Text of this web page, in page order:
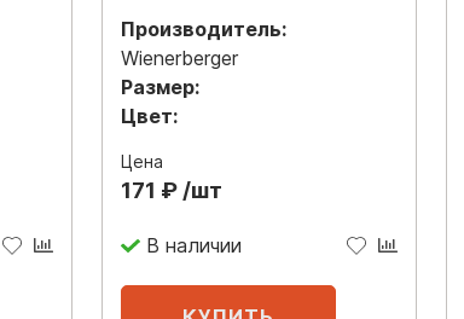
Производитель:
Wienerberger
Размер:
Цвет:
Цена
171 ₽ /шт
В наличии